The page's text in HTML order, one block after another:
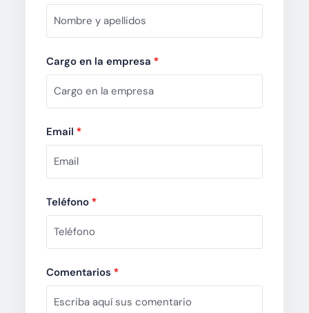
Cargo en la empresa *
Email *
Teléfono *
Comentarios *